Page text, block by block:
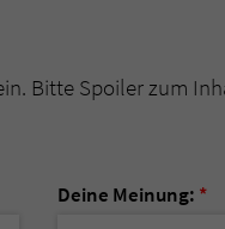
Bitte Spoiler zum
Deine Meinung: *